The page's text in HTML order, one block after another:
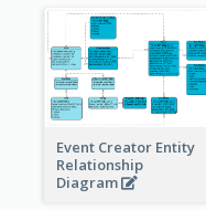
Event Creator Entity
Relationship
Diagram